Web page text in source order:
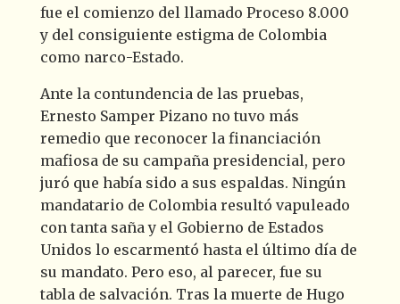
fue el comienzo del llamado Proceso 8.000
y del consiguiente estigma de Colombia
como narco-Estado.
Ante la contundencia de las pruebas,
Ernesto Samper Pizano no tuvo más
remedio que reconocer la financiación
mafiosa de su campaña presidencial, pero
juró que había sido a sus espaldas. Ningún
mandatario de Colombia resultó vapuleado
con tanta saña y el Gobierno de Estados
Unidos lo escarmentó hasta el último día de
su mandato. Pero eso, al parecer, fue su
tabla de salvación. Tras la muerte de Hugo